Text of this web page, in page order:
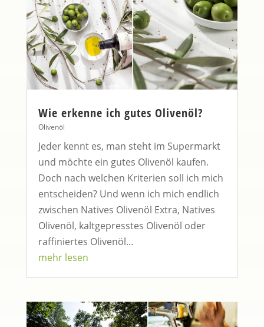
Wie erkenne ich gutes Olivenöl?
Olivenöl
Jeder kennt es, man steht im Supermarkt
und möchte ein gutes Olivenöl kaufen.
Doch nach welchen Kriterien soll ich mich
entscheiden? Und wenn ich mich endlich
zwischen Natives Olivenöl Extra, Natives
Olivenöl, kaltgepresstes Olivenöl oder
raffiniertes Olivenöl...
mehr lesen